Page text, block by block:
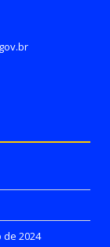
de 2024